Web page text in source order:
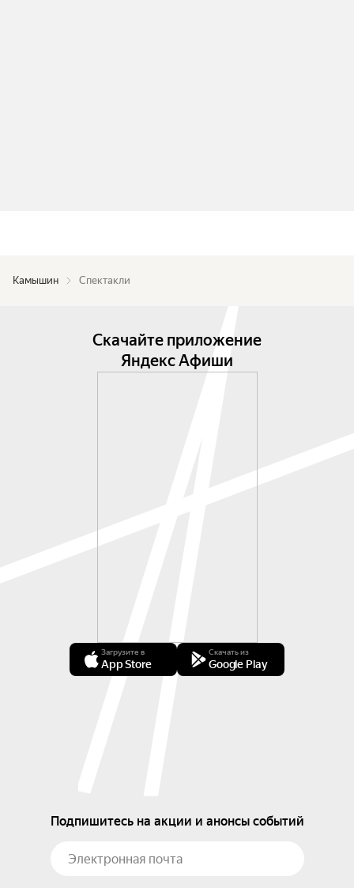
Камышин Спектакли
Скачайте приложение
Яндекс Афиши
Загрузите в
App Store
Скачать из
Google Play
Подпишитесь на акции и анонсы событий